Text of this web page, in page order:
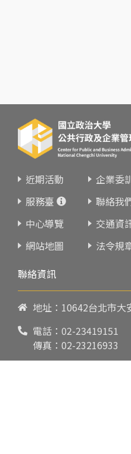
近期活動 企業委
服務臺
聯絡我
中心導覽
交通資
網站地圖
法令規
聯絡資訊
地址：10642台北市大
電話： 02-23419151
傳真：02-23216933